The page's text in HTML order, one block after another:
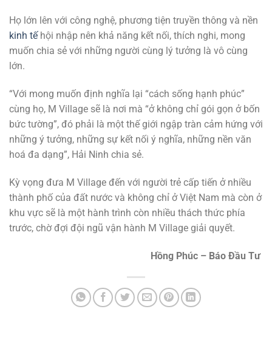
Họ lớn lên với công nghệ, phương tiện truyền thông và nền
kinh tếhội nhập nên khả năng kết nối, thích nghi, mong
muốn chia sẻ với những người cùng lý tưởng là vô cùng
lớn.
“Với mong muốn định nghĩa lại “cách sống hạnh phúc”
cùng họ, M Village sẽ là nơi mà “ở không chỉ gói gọn ở bốn
bức tường”, đó phải là một thế giới ngập tràn cảm hứng với
những ý tưởng, những sự kết nối ý nghĩa, những nền văn
hoá đa dạng”, Hải Ninh chia sẻ.
Kỳ vọng đưa M Village đến với người trẻ cấp tiến ở nhiều
thành phố của đất nước và không chỉ ở Việt Nam mà còn ở
khu vực sẽ là một hành trình còn nhiều thách thức phía
trước, chờ đợi đội ngũ vận hành M Village giải quyết.
Hồng Phúc – Báo Đầu Tư